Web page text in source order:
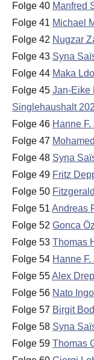
Folge 40 Manfred
Folge 41 Michael
Folge 42 Nugzar
Folge 43 Syna
Folge 44 Maka
Folge 45 Jan-Eike
Singlehaushalt
Folge 46 Hanne
Folge 47
Folge 48 Syna
Folge 49 Fritz
Folge 50
Folge 51 Andreas
Folge 52 Gonca
Folge 53 Thomas
Folge 54 Hanne
Folge 55Alex
Folge 56 Nato
Folge 57 Birgit
Folge 58 Syna
Folge 59 Thomas